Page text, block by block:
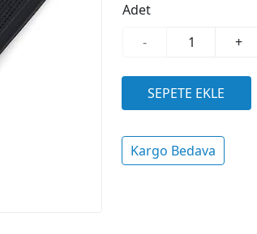
Adet
-
+
Kargo Bedava